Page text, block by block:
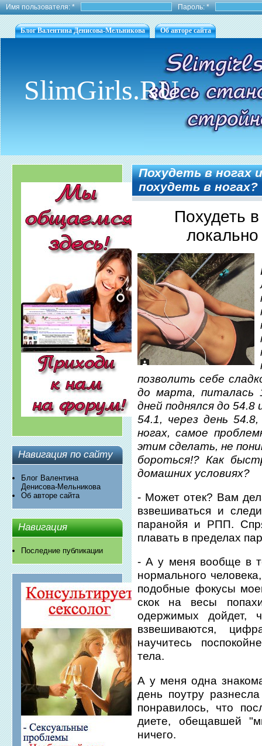
Имя пользователя:* Пароль:*
Блог Валентина Денисова-Мельникова Об авторе сайта
SlimGirls.RU
Навигация по сайту
Блог Валентина
Денисова-Мельникова
Об авторе сайта
Навигация
Последние публикации
Похудеть в ногах
похудеть в ногах?
Похудеть
локально
позволить себе
до марта, питалась
дней поднялся до
54.1, через день
ногах, самое
этим сделать, не
бороться!? Как
домашних условиях?
- Может отек? Вам
взвешиваться и
паранойя и РПП.
плавать в пределах
- А у меня вообще в
нормального
подобные фокусы
скок на весы
одержимых дойдет,
взвешиваются,
научитесь
тела.
А у меня одна
день поутру
понравилось, что
диете, обещавшей
ничего.